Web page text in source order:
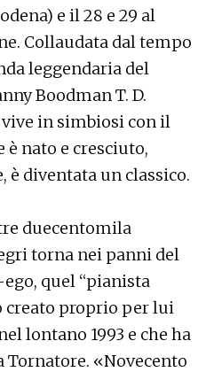
e il 28 e 29 al
Collaudata dal tempo
leggendaria del
Boodman T. D.
in simbiosi con il
nato e cresciuto,
è diventata un classico.
duecentomila
torna nei panni del
quel “pianista
creato proprio per lui
lontano 1993 e che ha
«Novecento